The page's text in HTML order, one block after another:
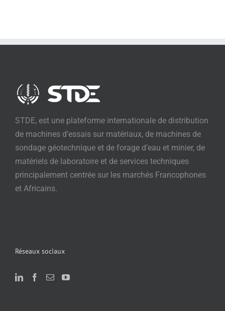
STDE, est une plateforme internationale de distribution
de machines d’essais sur matériaux, de machines de
sondage géotechnique et de forage d’eau et minier, de
matériels de laboratoire et de services techniques
principalement centrée sur les marchés Francophones
et Africains.
Réseaux sociaux